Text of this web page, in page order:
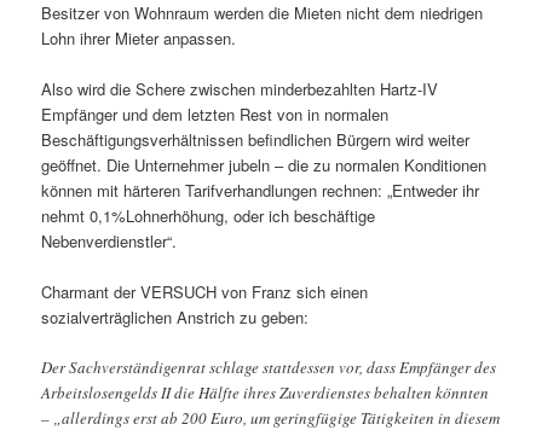
Besitzer von Wohnraum werden die Mieten nicht dem niedrigen
Lohn ihrer Mieter anpassen.
Also wird die Schere zwischen minderbezahlten Hartz-IV
Empfänger und dem letzten Rest von in normalen
Beschäftigungsverhältnissen befindlichen Bürgern wird weiter
geöffnet. Die Unternehmer jubeln – die zu normalen Konditionen
können mit härteren Tarifverhandlungen rechnen: „Entweder ihr
nehmt 0,1%Lohnerhöhung, oder ich beschäftige
Nebenverdienstler“.
Charmant der VERSUCH von Franz sich einen
sozialverträglichen Anstrich zu geben:
Der Sachverständigenrat schlage stattdessen vor, dass Empfänger des
Arbeitslosengelds II die Hälfte ihres Zuverdienstes behalten könnten
– „allerdings erst ab 200 Euro, um geringfügige Tätigkeiten in diesem